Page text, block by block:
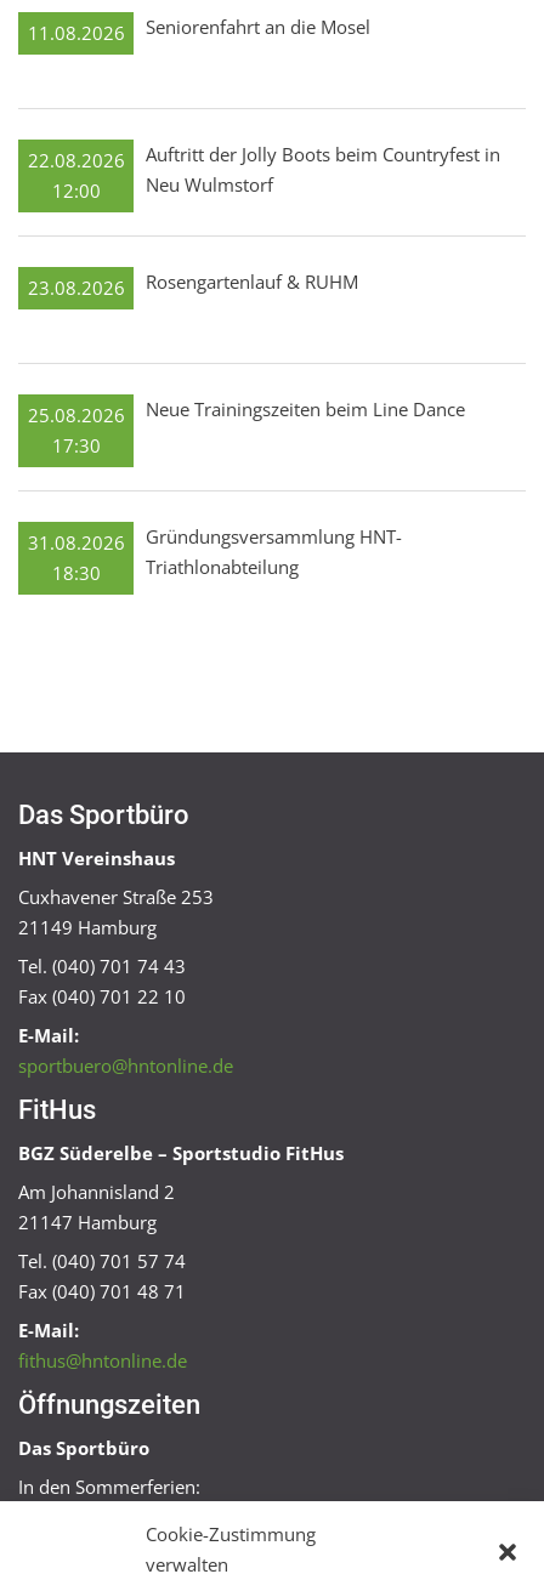
Cookie-Zustimmung
verwalten
11.08.2026 Seniorenfahrt an die Mosel
22.08.2026
12:00
Auftritt der Jolly Boots beim Countryfest in
Neu Wulmstorf
23.08.2026 Rosengartenlauf & RUHM
25.08.2026
17:30
Neue Trainingszeiten beim Line Dance
31.08.2026
18:30
Gründungsversammlung HNT-
Triathlonabteilung
Das Sportbüro
HNT Vereinshaus
Cuxhavener Straße 253
21149 Hamburg
Tel. (040) 701 74 43
Fax (040) 701 22 10
E-Mail:
sportbuero@hntonline.de
FitHus
BGZ Süderelbe – Sportstudio FitHus
Am Johannisland 2
21147 Hamburg
Tel. (040) 701 57 74
Fax (040) 701 48 71
E-Mail:
fithus@hntonline.de
Öffnungszeiten
Das Sportbüro
In den Sommerferien:
Mo + Mi 16:00 – 18:00 Uhr